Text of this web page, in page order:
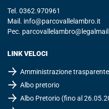
Tel. 0362.970961
Mail. info@parcovallelambro.it
Pec.
LINK VELOCI
Amministrazione trasparente
Albo pretorio
Albo Pretorio (fino al